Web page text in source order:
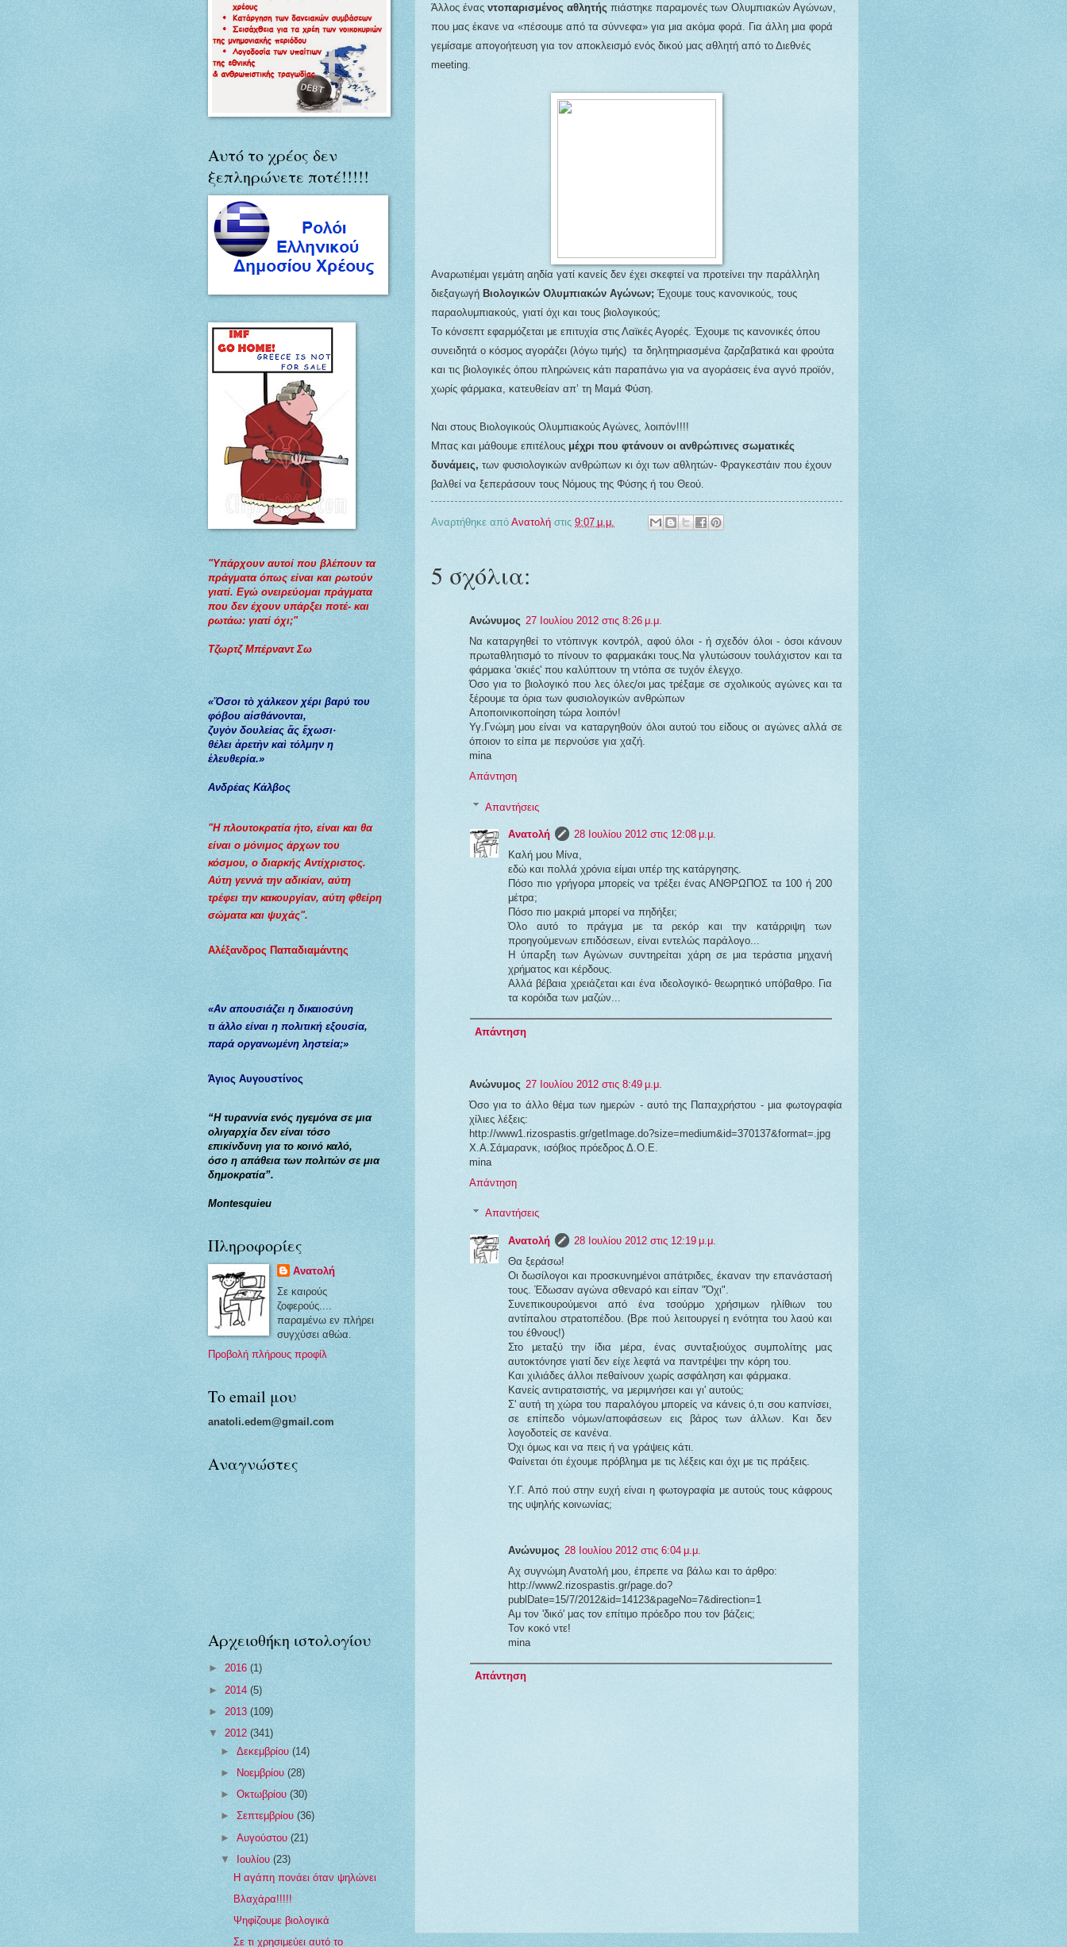
Άλλος ένας ντοπαρισμένος αθλητής πιάστηκε παραμονές των Ολυμπιακών Αγώνων,
που μας έκανε να «πέσουμε από τα σύννεφα» για μια ακόμα φορά. Για άλλη μια φορά
γεμίσαμε απογοήτευση για τον αποκλεισμό ενός δικού μας αθλητή από το Διεθνές
meeting.
Αναρωτιέμαι γεμάτη αηδία γατί κανείς δεν έχει σκεφτεί να προτείνει την παράλληλη
διεξαγωγή Βιολογικών Ολυμπιακών Αγώνων; Έχουμε τους κανονικούς, τους
παραολυμπιακούς, γιατί όχι και τους βιολογικούς;
Το κόνσεπτ εφαρμόζεται με επιτυχία στις Λαϊκές Αγορές. Έχουμε τις κανονικές όπου
συνειδητά ο κόσμος αγοράζει (λόγω τιμής) τα δηλητηριασμένα ζαρζαβατικά και φρούτα
και τις βιολογικές όπου πληρώνεις κάτι παραπάνω για να αγοράσεις ένα αγνό προϊόν,
χωρίς φάρμακα, κατευθείαν απ’ τη Μαμά Φύση.
Ναι στους Βιολογικούς Ολυμπιακούς Αγώνες, λοιπόν!!!!
Μπας και μάθουμε επιτέλους μέχρι που φτάνουν οι ανθρώπινες σωματικές
δυνάμεις, των φυσιολογικών ανθρώπων κι όχι των αθλητών- Φραγκεστάιν που έχουν
βαλθεί να ξεπεράσουν τους Νόμους της Φύσης ή του Θεού.
Αναρτήθηκε από Ανατολή στις 9:07 μ.μ.
5 σχόλια:
Ανώνυμος 27 Ιουλίου 2012 στις 8:26 μ.μ.
Να καταργηθεί το ντόπινγκ κοντρόλ, αφού όλοι - ή σχεδόν όλοι - όσοι κάνουν
πρωταθλητισμό το πίνουν το φαρμακάκι τους.Να γλυτώσουν τουλάχιστον και τα
φάρμακα 'σκιές' που καλύπτουν τη ντόπα σε τυχόν έλεγχο.
Όσο για το βιολογικό που λες όλες/οι μας τρέξαμε σε σχολικούς αγώνες και τα
ξέρουμε τα όρια των φυσιολογικών ανθρώπων
Αποποινικοποίηση τώρα λοιπόν!
Υγ.Γνώμη μου είναι να καταργηθούν όλοι αυτού του είδους οι αγώνες αλλά σε
όποιον το είπα με περνούσε για χαζή.
mina
Απάντηση
Απαντήσεις
Ανατολή
28 Ιουλίου 2012 στις 12:08 μ.μ.
Καλή μου Μίνα,
εδώ και πολλά χρόνια είμαι υπέρ της κατάργησης.
Πόσο πιο γρήγορα μπορείς να τρέξει ένας ΑΝΘΡΩΠΟΣ τα 100 ή 200
μέτρα;
Πόσο πιο μακριά μπορεί να πηδήξει;
Όλο αυτό το πράγμα με τα ρεκόρ και την κατάρριψη των
προηγούμενων επιδόσεων, είναι εντελώς παράλογο...
Η ύπαρξη των Αγώνων συντηρείται χάρη σε μια τεράστια μηχανή
χρήματος και κέρδους.
Αλλά βέβαια χρειάζεται και ένα ιδεολογικό- θεωρητικό υπόβαθρο. Για
τα κορόιδα των μαζών...
Απάντηση
Ανώνυμος 27 Ιουλίου 2012 στις 8:49 μ.μ.
Όσο για το άλλο θέμα των ημερών - αυτό της Παπαχρήστου - μια φωτογραφία
χίλιες λέξεις:
http://www1.rizospastis.gr/getImage.do?size=medium&id=370137&format=.jpg
Χ.Α.Σάμαρανκ, ισόβιος πρόεδρος Δ.Ο.Ε.
mina
Απάντηση
Απαντήσεις
Ανατολή
28 Ιουλίου 2012 στις 12:19 μ.μ.
Θα ξεράσω!
Οι δωσίλογοι και προσκυνημένοι απάτριδες, έκαναν την επανάστασή
τους. Έδωσαν αγώνα σθεναρό και είπαν "Όχι".
Συνεπικουρούμενοι από ένα τσούρμο χρήσιμων ηλίθιων του
αντίπαλου στρατοπέδου. (Βρε πού λειτουργεί η ενότητα του λαού και
του έθνους!)
Στο μεταξύ την ίδια μέρα, ένας συνταξιούχος συμπολίτης μας
αυτοκτόνησε γιατί δεν είχε λεφτά να παντρέψει την κόρη του.
Και χιλιάδες άλλοι πεθαίνουν χωρίς ασφάληση και φάρμακα.
Κανείς αντιρατσιστής, να μεριμνήσει και γι' αυτούς;
Σ' αυτή τη χώρα του παραλόγου μπορείς να κάνεις ό,τι σου καπνίσει,
σε επίπεδο νόμων/αποφάσεων εις βάρος των άλλων. Και δεν
λογοδοτείς σε κανένα.
Όχι όμως και να πεις ή να γράψεις κάτι.
Φαίνεται ότι έχουμε πρόβλημα με τις λέξεις και όχι με τις πράξεις.
Υ.Γ. Από πού στην ευχή είναι η φωτογραφία με αυτούς τους κάφρους
της υψηλής κοινωνίας;
Ανώνυμος 28 Ιουλίου 2012 στις 6:04 μ.μ.
Αχ συγνώμη Ανατολή μου, έπρεπε να βάλω και το άρθρο:
http://www2.rizospastis.gr/page.do?
publDate=15/7/2012&id=14123&pageNo=7&direction=1
Αμ τον 'δικό' μας τον επίτιμο πρόεδρο που τον βάζεις;
Τον κοκό ντε!
mina
Απάντηση
Αυτό το χρέος δεν
ξεπληρώνετε ποτέ!!!!!
"Υπάρχουν αυτοί που βλέπουν τα
πράγματα όπως είναι και ρωτούν
γιατί. Εγώ ονειρεύομαι πράγματα
που δεν έχουν υπάρξει ποτέ- και
ρωτάω: γιατί όχι;"
Τζωρτζ Μπέρναντ Σω
«Ὅσοι τὸ χάλκεον χέρι βαρύ του
φόβου αἰσθάνονται,
ζυγὸν δουλείας ἂς ἔχωσι·
θέλει ἀρετὴν καὶ τόλμην η
ἐλευθερία.»
Ανδρέας Κάλβος
"Η πλουτοκρατία ήτο, είναι και θα
είναι ο μόνιμος άρχων του
κόσμου, ο διαρκής Αντίχριστος.
Αύτη γεννά την αδικίαν, αύτη
τρέφει την κακουργίαν, αύτη φθείρη
σώματα και ψυχάς".
Αλέξανδρος Παπαδιαμάντης
«Αν απουσιάζει η δικαιοσύνη
τι άλλο είναι η πολιτική εξουσία,
παρά οργανωμένη ληστεία;»
Άγιος Αυγουστίνος
“Η τυραννία ενός ηγεμόνα σε μια
ολιγαρχία δεν είναι τόσο
επικίνδυνη για το κοινό καλό,
όσο η απάθεια των πολιτών σε μια
δημοκρατία”.
Montesquieu
Πληροφορίες
Ανατολή
Σε καιρούς
ζοφερούς....
παραμένω εν πλήρει
συγχύσει αθώα.
Προβολή πλήρους προφίλ
Το email μου
anatoli.edem@gmail.com
Αναγνώστες
Αρχειοθήκη ιστολογίου
► 2016 (1)
► 2014 (5)
► 2013 (109)
▼ 2012 (341)
►Δεκεμβρίου(14)
►
Νοεμβρίου(28)
►Οκτωβρίου(30)
►Σεπτεμβρίου(36)
►Αυγούστου(21)
▼
Ιουλίου(23)
Η αγάπη πονάει όταν ψηλώνει
Βλαχάρα!!!!!
Ψηφίζουμε βιολογικά
Σε τι χρησιμεύει αυτό το